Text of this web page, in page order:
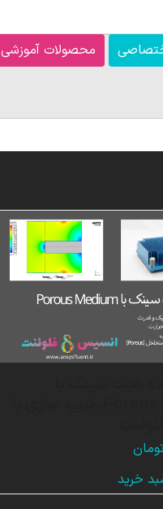
محصولات آموزشی
هیت سینک با
خرید